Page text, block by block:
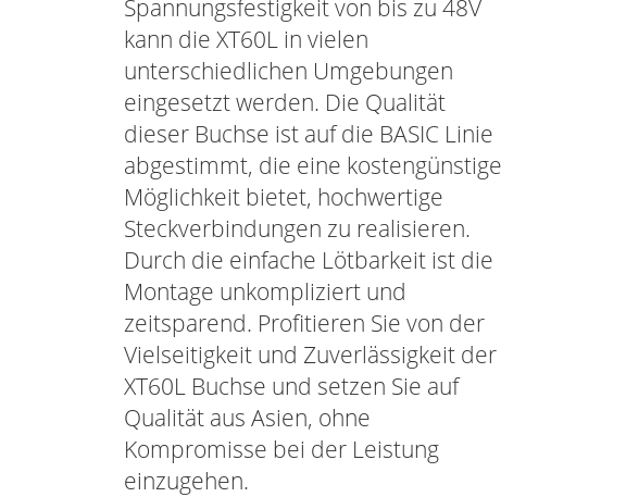
Spannungsfestigkeit von bis zu 48V
kann die XT60L in vielen
unterschiedlichen Umgebungen
eingesetzt werden. Die Qualität
dieser Buchse ist auf die BASIC Linie
abgestimmt, die eine kostengünstige
Möglichkeit bietet, hochwertige
Steckverbindungen zu realisieren.
Durch die einfache Lötbarkeit ist die
Montage unkompliziert und
zeitsparend. Profitieren Sie von der
Vielseitigkeit und Zuverlässigkeit der
XT60L Buchse und setzen Sie auf
Qualität aus Asien, ohne
Kompromisse bei der Leistung
einzugehen.